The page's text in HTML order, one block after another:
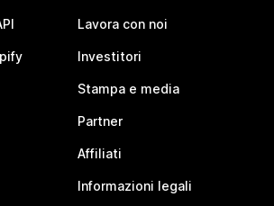
Lavora con noi
Investitori
Stampa e media
Partner
Affiliati
Informazioni legali